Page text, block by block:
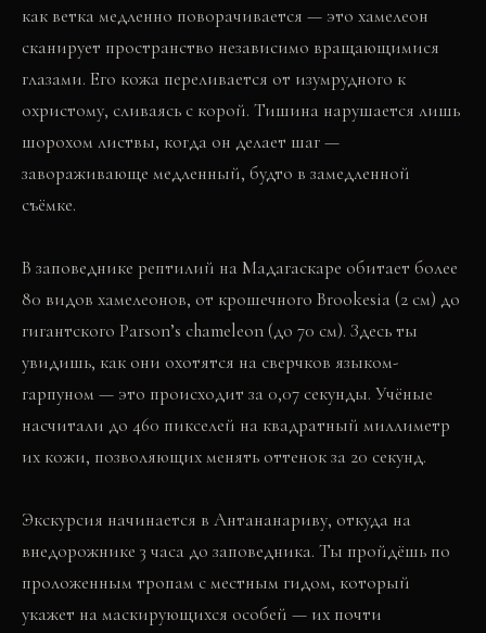
как ветка медленно поворачивается — это хамелеон
сканирует пространство независимо вращающимися
глазами. Его кожа переливается от изумрудного к
охристому, сливаясь с корой. Тишина нарушается лишь
шорохом листвы, когда он делает шаг —
завораживающе медленный, будто в замедленной
съёмке.
В заповеднике рептилий на Мадагаскаре обитает более
80 видов хамелеонов, от крошечного Brookesia (2 см) до
гигантского Parson’s chameleon (до 70 см). Здесь ты
увидишь, как они охотятся на сверчков языком-
гарпуном — это происходит за 0,07 секунды. Учёные
насчитали до 460 пикселей на квадратный миллиметр
их кожи, позволяющих менять оттенок за 20 секунд.
Экскурсия начинается в Антананариву, откуда на
внедорожнике 3 часа до заповедника. Ты пройдёшь по
проложенным тропам с местным гидом, который
укажет на маскирующихся особей — их почти